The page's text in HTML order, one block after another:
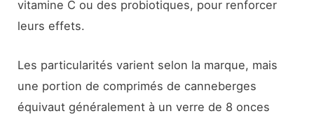
vitamine C ou des probiotiques, pour renforcer
leurs effets.
Les particularités varient selon la marque, mais
une portion de comprimés de canneberges
équivaut généralement à un verre de 8 onces